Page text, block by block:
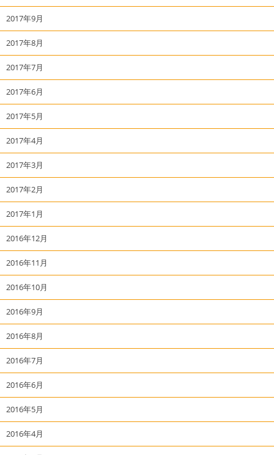
2017年9月
2017年8月
2017年7月
2017年6月
2017年5月
2017年4月
2017年3月
2017年2月
2017年1月
2016年12月
2016年11月
2016年10月
2016年9月
2016年8月
2016年7月
2016年6月
2016年5月
2016年4月